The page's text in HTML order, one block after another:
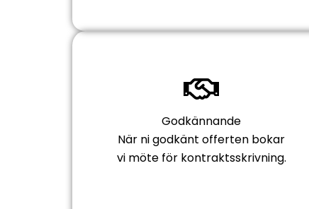
Godkännande
När ni godkänt offerten bokar
vi möte för kontraktsskrivning.